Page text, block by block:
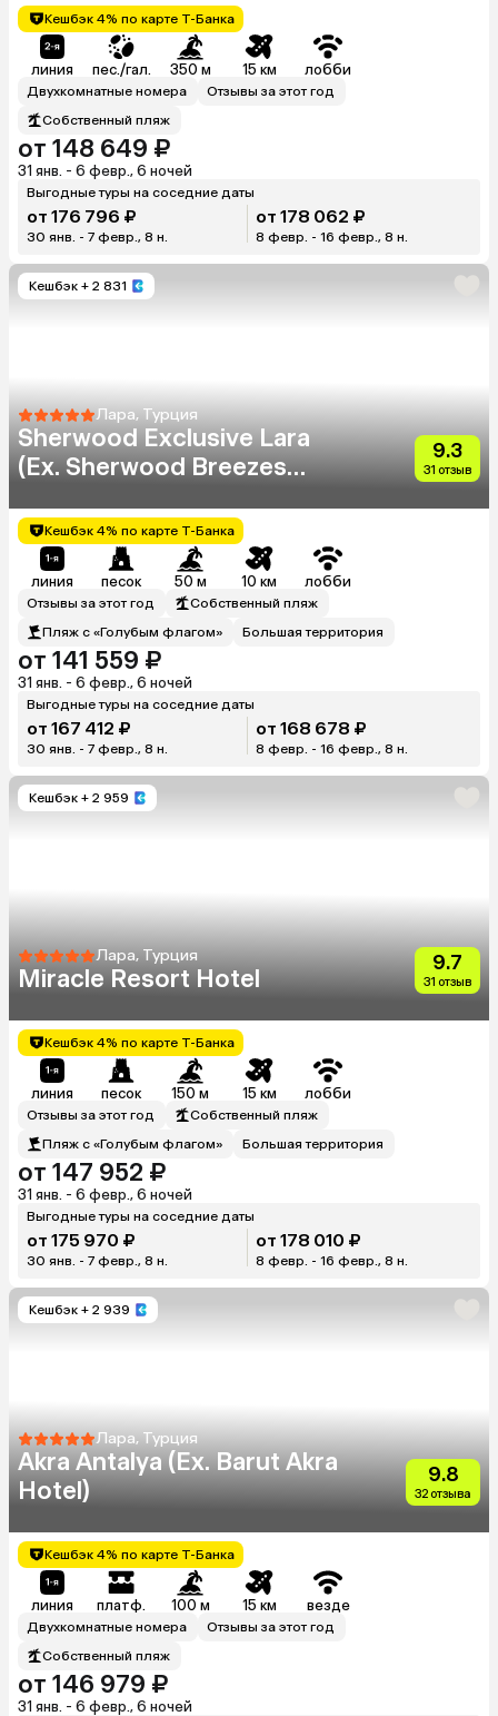
Кешбэк 4% по карте Т-Банка
линия пес./гал. 350 м 15 км лобби
Двухкомнатные номера
Отзывы за этот год
Собственный пляж
от 148 649 ₽
31 янв. - 6 февр., 6 ночей
Выгодные туры на соседние даты
от 176 796 ₽
30 янв. - 7 февр., 8 н.
от 178 062 ₽
8 февр. - 16 февр., 8 н.
Кешбэк + 2 831
Лара, Турция
Sherwood Exclusive Lara
(Ex. Sherwood Breezes
9.3
31 отзыв
Кешбэк 4% по карте Т-Банка
линия песок 50 м 10 км лобби
Отзывы за этот год
Собственный пляж
Пляж с «Голубым флагом»
Большая территория
от 141 559 ₽
31 янв. - 6 февр., 6 ночей
Выгодные туры на соседние даты
от 167 412 ₽
30 янв. - 7 февр., 8 н.
от 168 678 ₽
8 февр. - 16 февр., 8 н.
Кешбэк + 2 959
Лара, Турция
Miracle Resort Hotel
9.7
31 отзыв
Кешбэк 4% по карте Т-Банка
линия песок 150 м 15 км лобби
Отзывы за этот год
Собственный пляж
Пляж с «Голубым флагом»
Большая территория
от 147 952 ₽
31 янв. - 6 февр., 6 ночей
Выгодные туры на соседние даты
от 175 970 ₽
30 янв. - 7 февр., 8 н.
от 178 010 ₽
8 февр. - 16 февр., 8 н.
Кешбэк + 2 939
Лара, Турция
Akra Antalya (Ex. Barut Akra
Hotel)
9.8
32 отзыва
Кешбэк 4% по карте Т-Банка
линия платф. 100 м 15 км везде
Двухкомнатные номера
Отзывы за этот год
Собственный пляж
от 146 979 ₽
31 янв. - 6 февр., 6 ночей